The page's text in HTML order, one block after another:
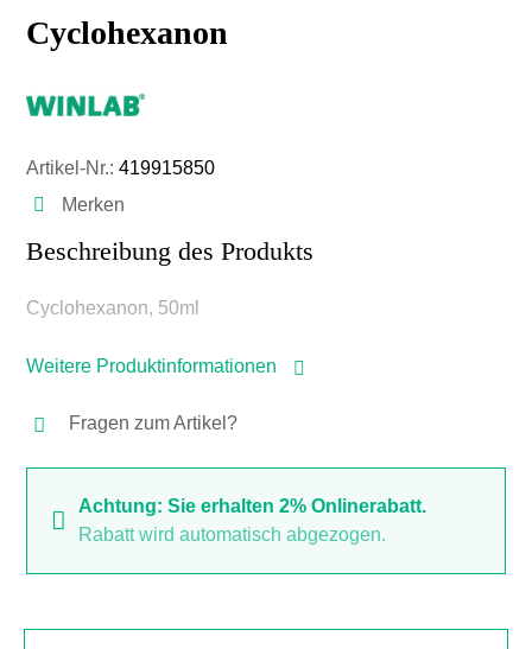
Cyclohexanon
Artikel-Nr.: 419915850
Merken
Beschreibung des Produkts
Cyclohexanon, 50ml
Weitere Produktinformationen
Fragen zum Artikel?
Achtung: Sie erhalten 2% Onlinerabatt.
Rabatt wird automatisch abgezogen.